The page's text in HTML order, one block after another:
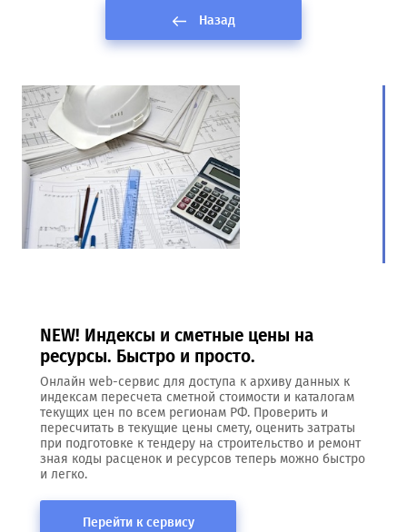
Назад
NEW! Индексы и сметные цены на
ресурсы. Быстро и просто.
Онлайн web-сервис для доступа к архиву данных к
индексам пересчета сметной стоимости и каталогам
текущих цен по всем регионам РФ. Проверить и
пересчитать в текущие цены смету, оценить затраты
при подготовке к тендеру на строительство и ремонт
зная коды расценок и ресурсов теперь можно быстро
и легко.
Перейти к сервису